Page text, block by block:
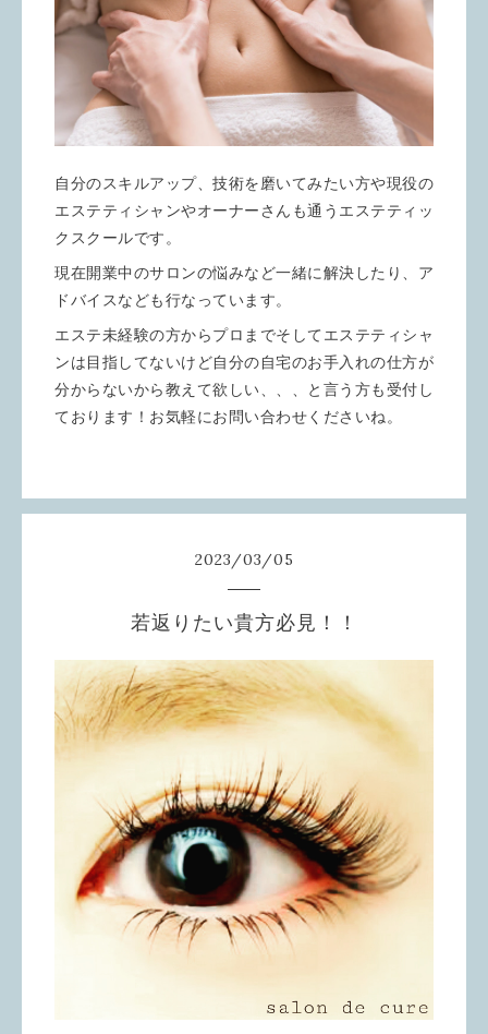
自分のスキルアップ、技術を磨いてみたい方や現役の
エステティシャンやオーナーさんも通うエステティッ
クスクールです。
現在開業中のサロンの悩みなど一緒に解決したり、ア
ドバイスなども行なっています。
エステ未経験の方からプロまでそしてエステティシャ
ンは目指してないけど自分の自宅のお手入れの仕方が
分からないから教えて欲しい、、、と言う方も受付し
ております！お気軽にお問い合わせくださいね。
2023/03/05
若返りたい貴方必見！！